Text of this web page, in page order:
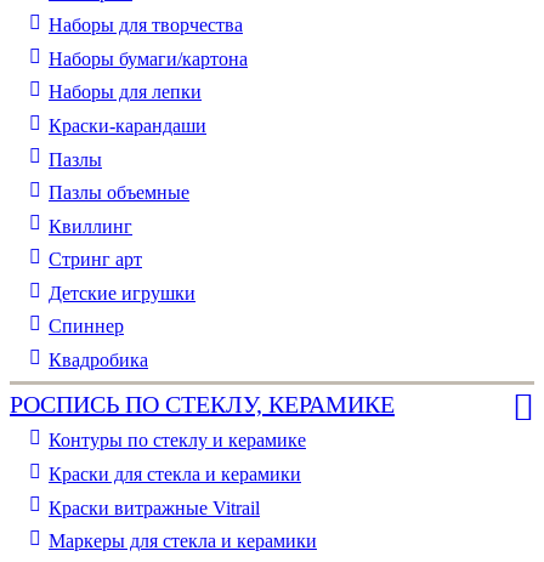
Наборы для творчества
Наборы бумаги/картона
Наборы для лепки
Краски-карандаши
Пазлы
Пазлы объемные
Квиллинг
Стринг арт
Детские игрушки
Спиннер
Квадробика
РОСПИСЬ ПО СТЕКЛУ, КЕРАМИКЕ
Контуры по стеклу и керамике
Краски для стекла и керамики
Краски витражные Vitrail
Маркеры для стекла и керамики